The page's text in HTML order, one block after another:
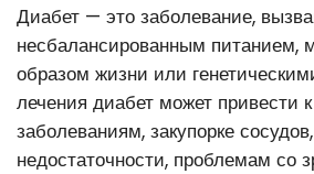
Диабет — это заболевание,
несбалансированным питанием,
образом жизни или
лечения диабет может привести
заболеваниям, закупорке
недостаточности, проблемам со